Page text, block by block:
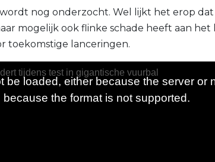
wordt nog onderzocht. Wel lijkt het erop
mogelijk ook flinke schade heeft aan
toekomstige lanceringen.